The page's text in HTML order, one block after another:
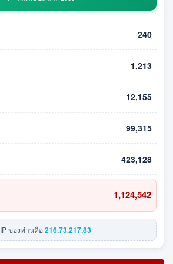
240
1,213
12,155
99,315
423,128
1,124,542
IP ของท่านคือ216.73.217.83